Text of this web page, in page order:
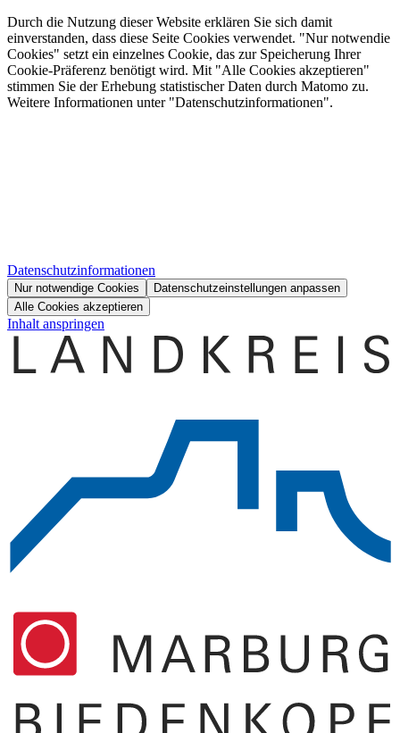
Durch die Nutzung dieser Website erklären Sie sich damit
einverstanden, dass diese Seite Cookies verwendet. "Nur notwendie
Cookies" setzt ein einzelnes Cookie, das zur Speicherung Ihrer
Cookie-Präferenz benötigt wird. Mit "Alle Cookies akzeptieren"
stimmen Sie der Erhebung statistischer Daten durch Matomo zu.
Weitere Informationen unter "Datenschutzinformationen".
Datenschutzinformationen
Nur notwendige Cookies
Datenschutzeinstellungen anpassen
Alle Cookies akzeptieren
Inhalt anspringen